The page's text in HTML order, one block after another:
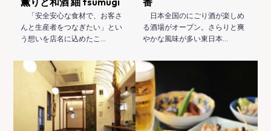
「安全安心な食材で、お客さ
んと生産者をつなぎたい」とい
う想いを店名に込めたこ…
日本全国のにごり酒が楽しめ
る酒場がオープン。さらりと爽
やかな風味が多い東日本…